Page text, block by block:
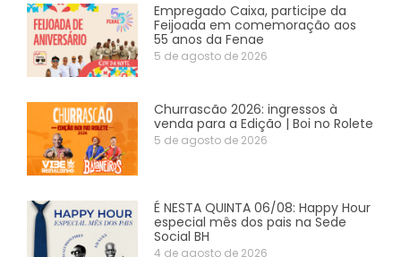
Empregado Caixa, participe da
Feijoada em comemoração aos
55 anos da Fenae
5 de agosto de 2026
Churrascão 2026: ingressos à
venda para a Edição | Boi no Rolete
5 de agosto de 2026
É NESTA QUINTA 06/08: Happy Hour
especial mês dos pais na Sede
Social BH
4 de agosto de 2026